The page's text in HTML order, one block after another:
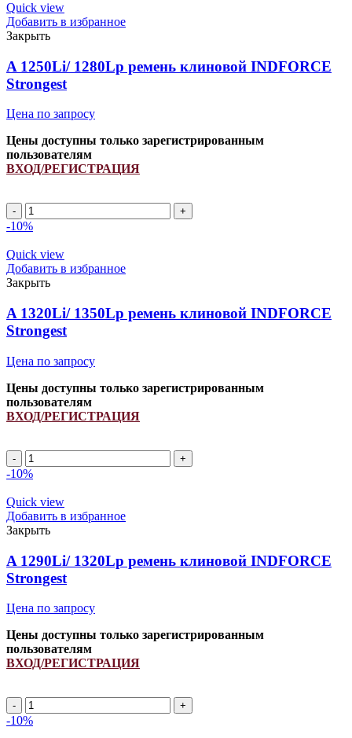
Quick view
Добавить в избранное
Закрыть
A 1250Li/ 1280Lp ремень клиновой INDFORCE
Strongest
Цена по запросу
Цены доступны только зарегистрированным
пользователям
ВХОД/РЕГИСТРАЦИЯ
Количество
товара
1250Li/
1280Lp
ремень
клиновой
INDFORCE
Strongest
-10%
Quick view
Добавить в избранное
Закрыть
A 1320Li/ 1350Lp ремень клиновой INDFORCE
Strongest
Цена по запросу
Цены доступны только зарегистрированным
пользователям
ВХОД/РЕГИСТРАЦИЯ
Количество
товара
1320Li/
1350Lp
ремень
клиновой
INDFORCE
Strongest
-10%
Quick view
Добавить в избранное
Закрыть
A 1290Li/ 1320Lp ремень клиновой INDFORCE
Strongest
Цена по запросу
Цены доступны только зарегистрированным
пользователям
ВХОД/РЕГИСТРАЦИЯ
Количество
товара
-10%